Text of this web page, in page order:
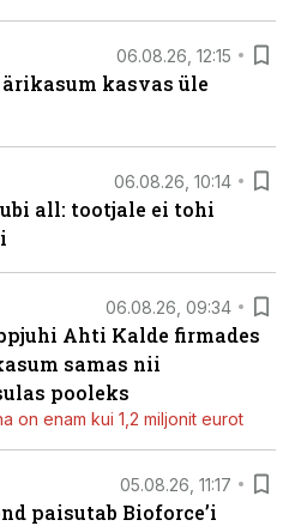
06.08.26, 12:15
kasvas üle
06.08.26, 10:14
all: tootjale ei tohi
06.08.26, 09:34
Ahti Kalde firmades
samas nii
pooleks
on enam kui 1,2 miljonit eurot
05.08.26, 11:17
paisutab Bioforce’i